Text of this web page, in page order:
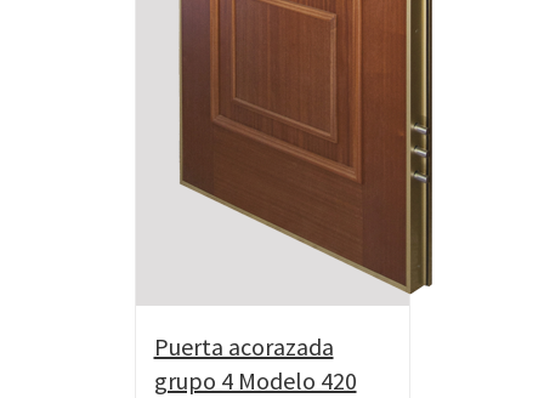
Puerta acorazada
grupo 4 Modelo 420